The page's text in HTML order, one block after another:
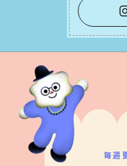
レーキをかけ
えが、あな
はずです。
毎週